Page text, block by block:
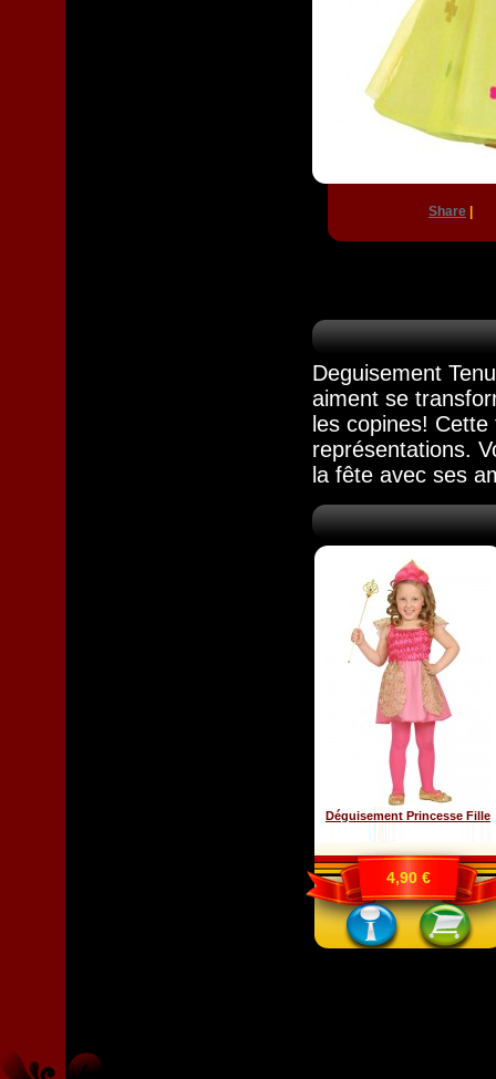
Share
Deguisement
aiment se
les copines!
représentations.
la fête avec ses
Déguisement Princesse Fille
4,90 €